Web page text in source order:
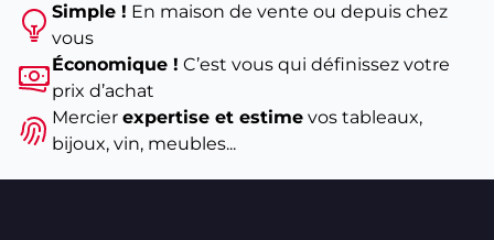
Simple ! En maison de vente ou depuis chez
vous
Économique ! C’est vous qui définissez votre
prix d’achat
Mercier expertise et estimevos tableaux,
bijoux, vin, meubles...